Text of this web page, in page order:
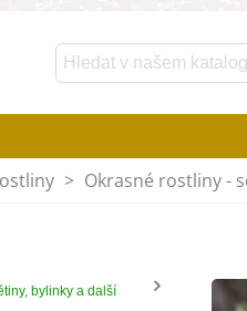
> Okrasné rostliny -
bylinky a další